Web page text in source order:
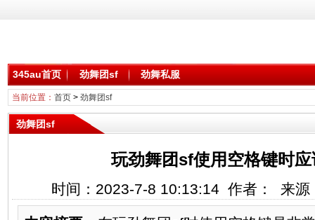
345au首页 劲舞团sf 劲舞私服
当前位置： 首页> 劲舞团sf
劲舞团sf
玩劲舞团sf使用空格键时
时间：2023-7-8 10:13:14 作者： 来